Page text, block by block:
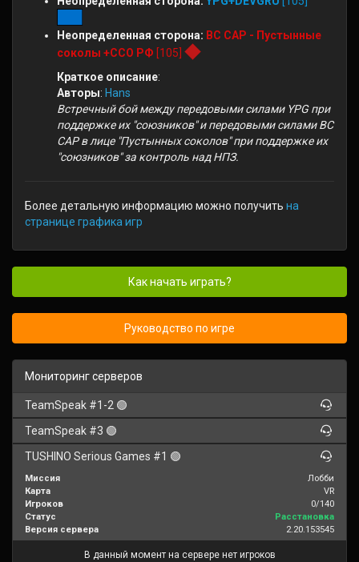
Неопределенная сторона: ВС САР - Пустынные
соколы +ССО РФ [105]
Краткое описание:
Авторы: Hans
Встречный бой между передовыми силами YPG при
поддержке их "союзников" и передовыми силами ВС
САР в лице "Пустынных соколов" при поддержке их
"союзников" за контроль над НПЗ.
Более детальную информацию можно получить на
странице графика игр
Как начать играть?
Руководство по игре
Мониторинг серверов
TeamSpeak #1-2 🟢
TeamSpeak #3 🟢
TUSHINO Serious Games #1 🟢
Миссия
Лобби
Карта
VR
Игроков
0/140
Статус
Расстановка
Версия сервера
2.20.153545
В данный момент на сервере нет игроков